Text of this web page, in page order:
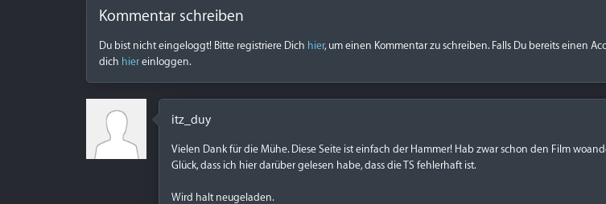
Kommentar schreiben
Du bist nicht eingeloggt! Bitte registriere Dich hier, um einen Kommentar zu schreiben. Falls Du bereits einen
dich hiereinloggen.
itz_duy
Vielen Dank für die Mühe. Diese Seite ist einfach der Hammer! Hab zwar schon den Film
Glück, dass ich hier darüber gelesen habe, dass die TS fehlerhaft ist.
Wird halt neugeladen.